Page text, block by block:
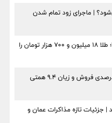
| ماجرای زود تمام شدن
قیمت طلا امروز ۱۵ مرداد ۱۴۰۵؛ طلا ۱۸ میلیون و ۷۰۰ هزار تومان را
سایپا زیر تیغ اعداد؛ افت ۲۵ درصدی فروش و زیان ۹.۴ همتی
| جزئیات تازه مذاکرات عمان و